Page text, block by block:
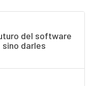
del software
darles